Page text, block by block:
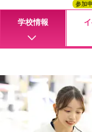
学校情報
参加